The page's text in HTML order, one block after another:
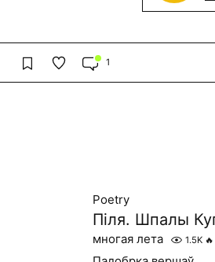
1
Poetry
Піля. Шпалы
многая лета 1.5K 🔥